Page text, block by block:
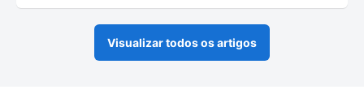
Visualizar todos os artigos